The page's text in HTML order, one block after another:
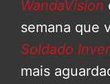
WandaVision
semana que
Soldado
mais